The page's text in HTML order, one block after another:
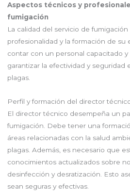
Aspectos técnicos y
fumigación
La calidad del servicio de
profesionalidad y la formación de su
contar con un personal capacitado
garantizar la efectividad y seguridad
plagas.
Perfil y formación del director
El director técnico desempeña un
fumigación. Debe tener una
áreas relacionadas con la salud
plagas. Además, es necesario que
conocimientos actualizados sobre
desinfección y desratización. Esto
sean seguras y efectivas.